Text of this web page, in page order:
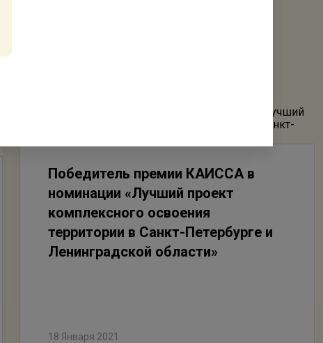
Победитель премии КАИССА в
номинации «Лучший проект
комплексного освоения
территории в Санкт-Петербурге и
Ленинградской области»
18 Января 2021